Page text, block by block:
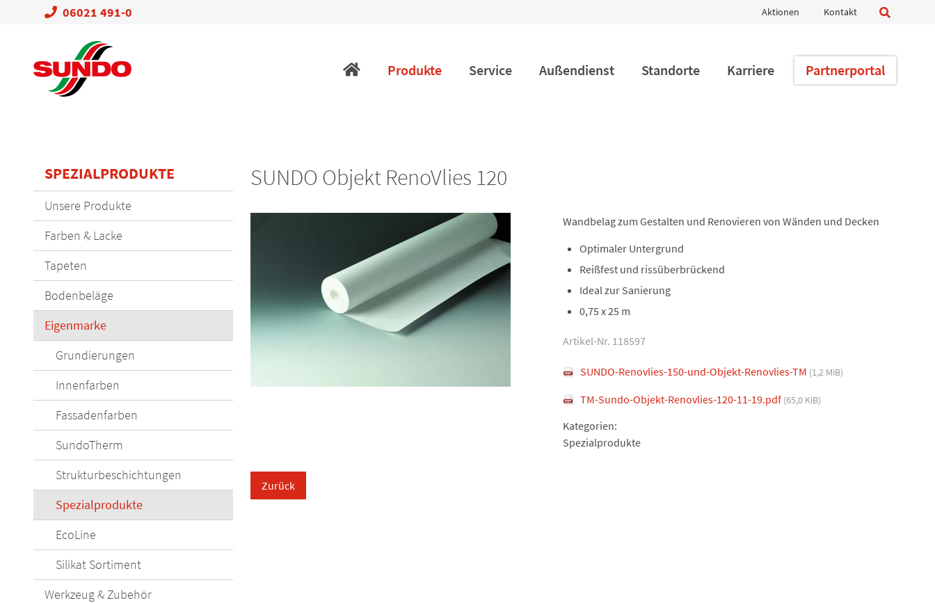
06021 491-0 überspringen
Aktionen Kontakt
überspringenProdukte Service Außendienst Standorte Karriere Partnerportal
SUNDO Objekt RenoVlies 120
Wandbelag zum Gestalten und Renovieren von Wänden und Decken
Optimaler Untergrund
Reißfest und rissüberbrückend
Ideal zur Sanierung
0,75 x 25 m
Artikel-Nr. 118597
SUNDO-Renovlies-150-und-Objekt-Renovlies-TM (1,2 MiB)
TM-Sundo-Objekt-Renovlies-120-11-19.pdf (65,0 KiB)
Kategorien:
Spezialprodukte
Zurück
SPEZIALPRODUKTE
Navigation
überspringen
Unsere Produkte
Farben & Lacke
Tapeten
Bodenbeläge
Eigenmarke
Grundierungen
Innenfarben
Fassadenfarben
SundoTherm
Strukturbeschichtungen
Spezialprodukte
EcoLine
Silikat Sortiment
Werkzeug & Zubehör